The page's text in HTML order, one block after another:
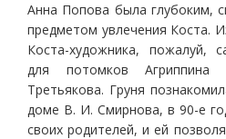
Анна Попова была глубоким,
предметом увлечения Коста.
Коста-художника, пожалуй,
для потомков Агриппина
Третьякова. Груня
доме В. И. Смирнова, в 90-е
своих родителей, и ей